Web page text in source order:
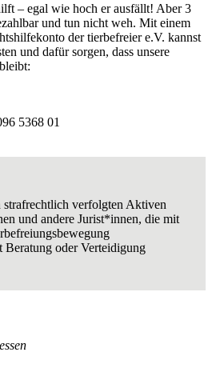
– egal wie hoch er ausfällt! Aber 3
und tun nicht weh. Mit einem
der tierbefreier e.V. kannst
und dafür sorgen, dass unsere
5368 01
verfolgten Aktiven
und andere Jurist*innen, die mit
Beratung oder Verteidigung